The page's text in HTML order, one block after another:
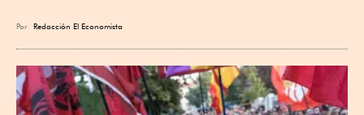
Por Redacción El Economista